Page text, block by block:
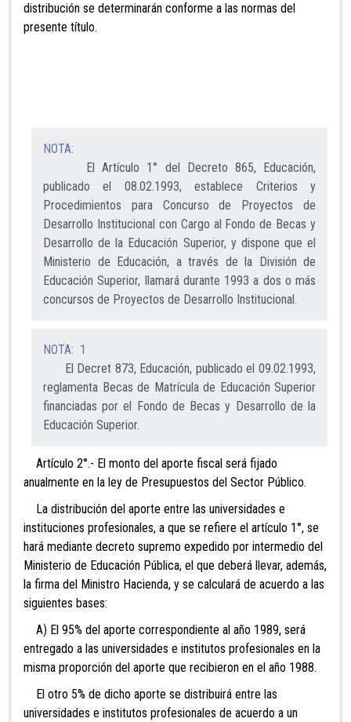
distribución se determinarán conforme a las normas del
presente título.
NOTA:
El Artículo 1° del Decreto 865, Educación,
publicado el 08.02.1993, establece Criterios y
Procedimientos para Concurso de Proyectos de
Desarrollo Institucional con Cargo al Fondo de Becas y
Desarrollo de la Educación Superior, y dispone que el
Ministerio de Educación, a través de la División de
Educación Superior, llamará durante 1993 a dos o más
concursos de Proyectos de Desarrollo Institucional.
NOTA: 1
El Decret 873, Educación, publicado el 09.02.1993,
reglamenta Becas de Matrícula de Educación Superior
financiadas por el Fondo de Becas y Desarrollo de la
Educación Superior.
Artículo 2°.- El monto del aporte fiscal será fijado
anualmente en la ley de Presupuestos del Sector Público.
La distribución del aporte entre las universidades e
instituciones profesionales, a que se refiere el artículo 1°, se
hará mediante decreto supremo expedido por intermedio del
Ministerio de Educación Pública, el que deberá llevar, además,
la firma del Ministro Hacienda, y se calculará de acuerdo a las
siguientes bases:
A) El 95% del aporte correspondiente al año 1989, será
entregado a las universidades e institutos profesionales en la
misma proporción del aporte que recibieron en el año 1988.
El otro 5% de dicho aporte se distribuirá entre las
universidades e institutos profesionales de acuerdo a un